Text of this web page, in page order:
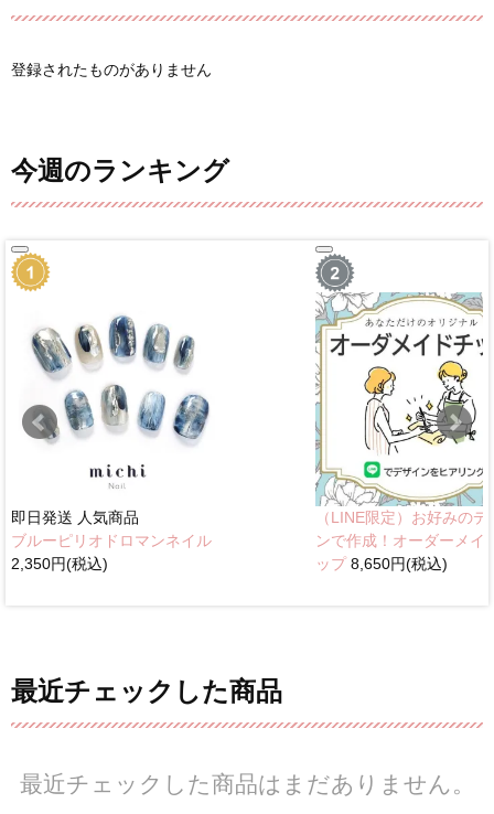
登録されたものがありません
今週のランキング
即日発送 人気商品
ブルーピリオドロマンネイル
2,350円(税込)
（LINE限定）お好みのデ
ンで作成！オーダーメイ
ップ8,650円(税込)
最近チェックした商品
最近チェックした商品はまだありません。